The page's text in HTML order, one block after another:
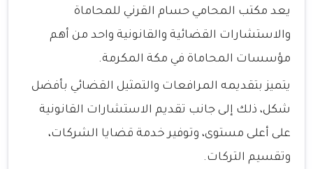
يعد مكتب المحامي حسام القرني للمحاماة
والاستشارات القضائية والقانونية واحد من أهم
مؤسسات المحاماة في مكة المكرمة.
يتميز بتقديمه المرافعات والتمثيل القضائي بأفضل
شكل، ذلك إلى جانب تقديم الاستشارات القانونية
على أعلى مستوى، وتوفير خدمة قضايا الشركات،
وتقسيم التركات.